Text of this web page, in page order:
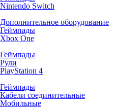
Nintendo Switch
Дополнительное оборудование
Геймпады
Xbox One
Геймпады
Рули
PlayStation 4
Геймпады
Кабели соединительные
Мобильные